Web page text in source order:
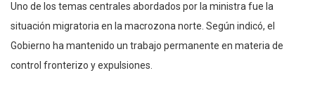
Uno de los temas centrales abordados por la ministra fue la
situación migratoria en la macrozona norte. Según indicó, el
Gobierno ha mantenido un trabajo permanente en materia de
control fronterizo y expulsiones.